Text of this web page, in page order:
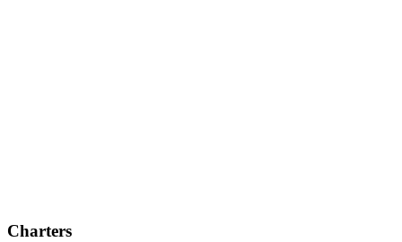
Charters